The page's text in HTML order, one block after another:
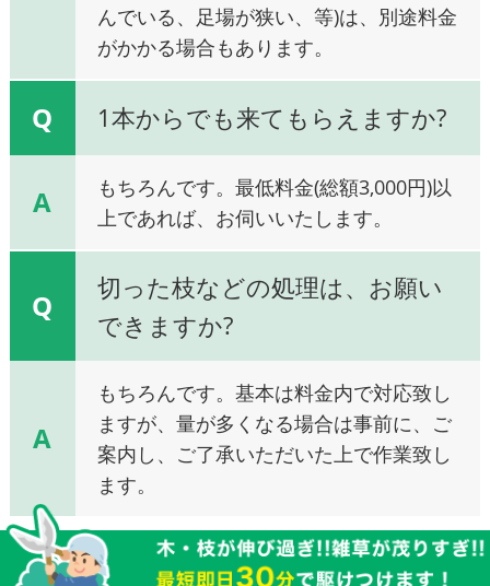
んでいる、足場が狭い、等)は、別途料金
がかかる場合もあります。
Q 1本からでも来てもらえますか?
A
もちろんです。最低料金(総額3,000円)以
上であれば、お伺いいたします。
Q
切った枝などの処理は、お願い
できますか?
A
もちろんです。基本は料金内で対応致し
ますが、量が多くなる場合は事前に、ご
案内し、ご了承いただいた上で作業致し
ます。